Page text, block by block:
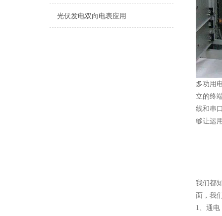
光伏发电双向电表应用
多功用
立的终
线和串
够让运
我们都
面，我
1、通电